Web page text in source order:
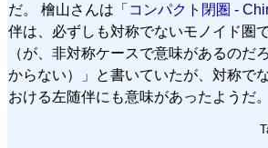
だ。 檜山さんは「 コンパクト閉圏 -
伴は、必ずしも対称でないモノイド圏
（が、非対称ケースで意味があるのだ
からない）」と書いていたが、対称で
おける左随伴にも意味があったようだ。